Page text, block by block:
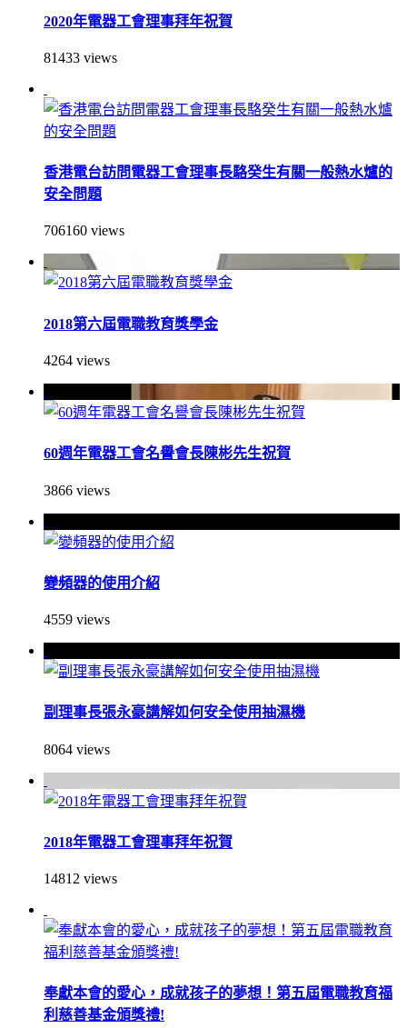
2020年電器工會理事拜年祝賀
81433 views
香港電台訪問電器工會理事長駱癸生有關一般熱水爐的
安全問題
706160 views
2018第六屆電職教育獎學金
4264 views
60週年電器工會名譽會長陳彬先生祝賀
3866 views
變頻器的使用介紹
4559 views
副理事長張永豪講解如何安全使用抽濕機
8064 views
2018年電器工會理事拜年祝賀
14812 views
​奉獻本會的愛心，成就孩子的夢想！第五屆電職教育福
利慈善基金頒獎禮!